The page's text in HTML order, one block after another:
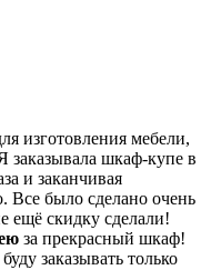
изготовления мебели,
шкаф-купе в
и заканчивая
было сделано очень
ещё скидку сделали!
за прекрасный шкаф!
заказывать только